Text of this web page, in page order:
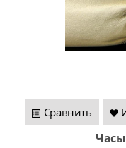
Сравнить